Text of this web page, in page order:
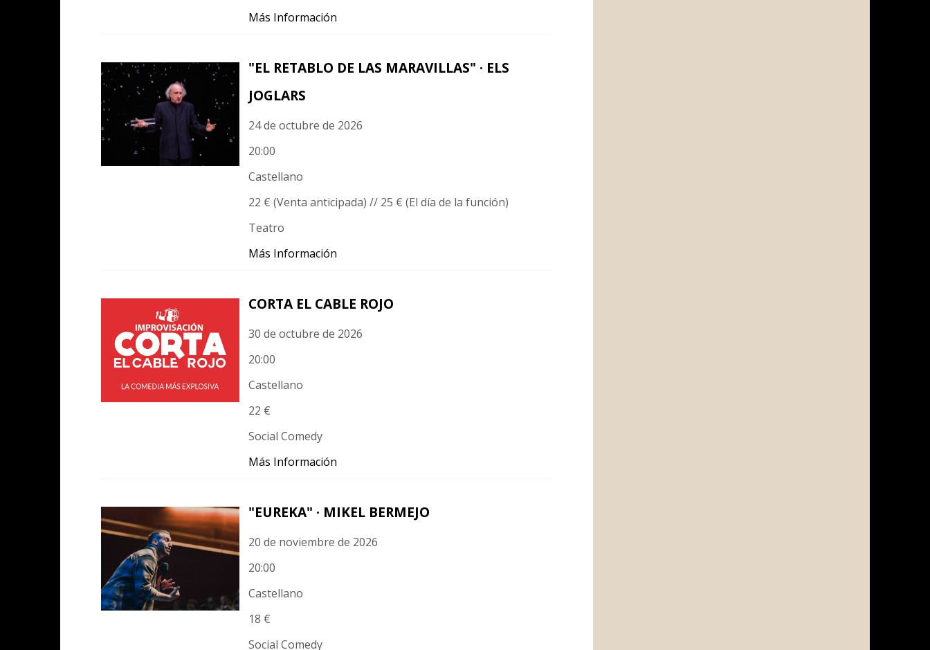
Más Información
"EL RETABLO DE LAS MARAVILLAS" · ELS
JOGLARS
24 de octubre de 2026
20:00
Castellano
22 € (Venta anticipada) // 25 € (El día de la función)
Teatro
Más Información
CORTA EL CABLE ROJO
30 de octubre de 2026
20:00
Castellano
22 €
Social Comedy
Más Información
"EUREKA" · MIKEL BERMEJO
20 de noviembre de 2026
20:00
Castellano
18 €
Social Comedy